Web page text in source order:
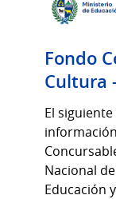
Fondo
Cultura
El
Nacional
Educación